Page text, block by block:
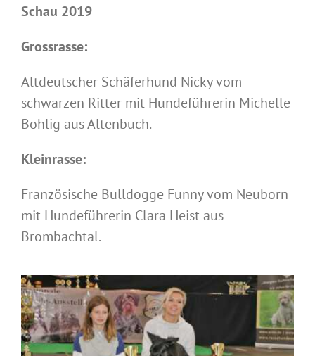
Schau 2019
Grossrasse:
Altdeutscher Schäferhund Nicky vom
schwarzen Ritter mit Hundeführerin Michelle
Bohlig aus Altenbuch.
Kleinrasse:
Französische Bulldogge Funny vom Neuborn
mit Hundeführerin Clara Heist aus
Brombachtal.